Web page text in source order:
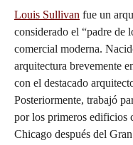
Louis Sullivan fue un
considerado el “padre de
comercial moderna.
arquitectura brevemente
con el destacado
Posteriormente, trabajó
por los primeros edificios
Chicago después del